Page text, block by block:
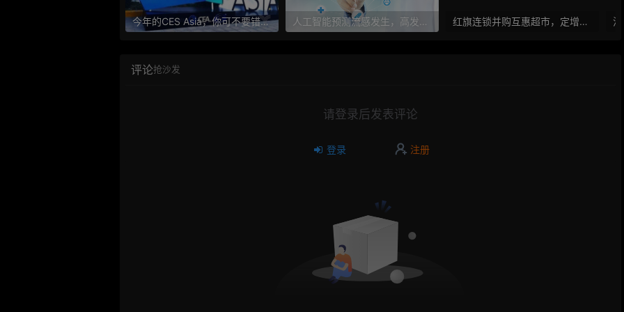
今年的CES Asia，你可不要错过这些自动驾驶看点 红旗连锁并购互惠超市，定增10亿大力布局O2O
评论抢沙发
请登录后发表评论
登录 注册